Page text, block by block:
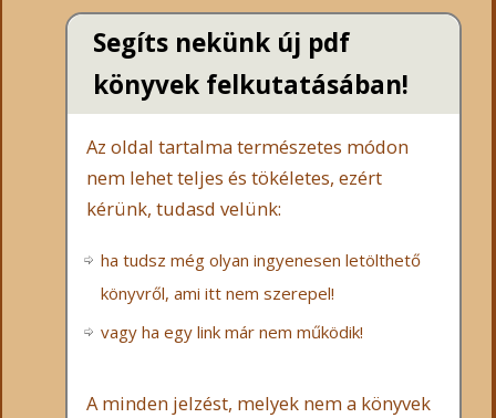
Segíts nekünk új pdf
könyvek felkutatásában!
Az oldal tartalma természetes módon
nem lehet teljes és tökéletes, ezért
kérünk, tudasd velünk:
ha tudsz még olyan ingyenesen letölthető
könyvről, ami itt nem szerepel!
vagy ha egy link már nem működik!
A minden jelzést, melyek nem a könyvek